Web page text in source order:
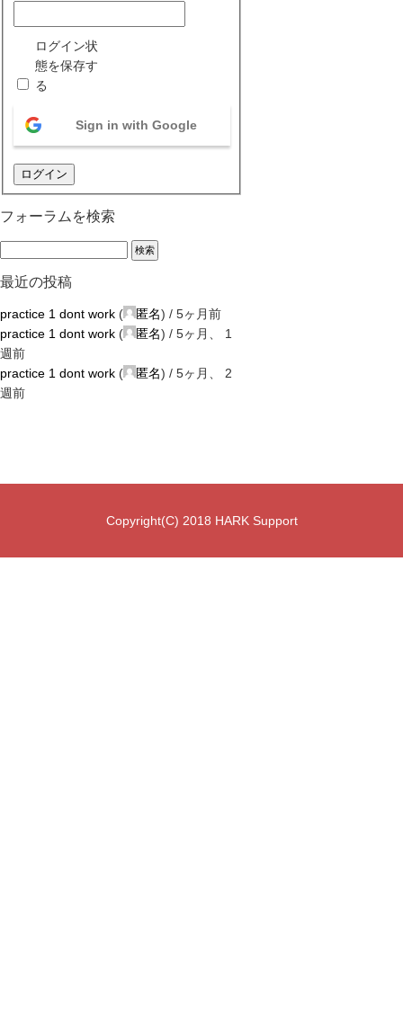
ログイン状
態を保存す
る
Sign in with Google
ログイン
フォーラムを検索
最近の投稿
practice 1 dont work ( 匿名) / 5ヶ月前
practice 1 dont work ( 匿名) / 5ヶ月、 1
週前
practice 1 dont work ( 匿名) / 5ヶ月、 2
週前
Copyright(C) 2018 HARK Support